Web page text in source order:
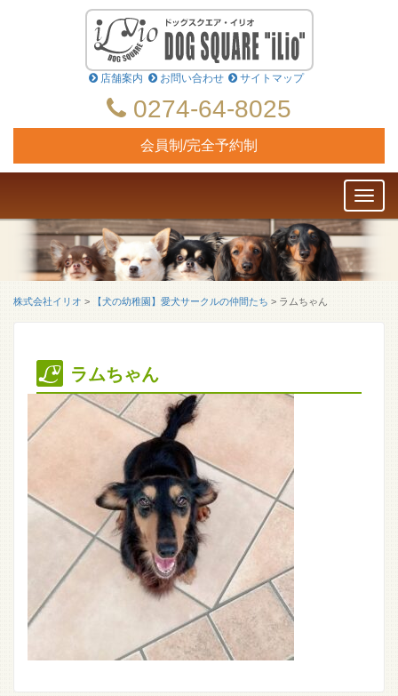
店舗案内 お問い合わせ サイトマップ
0274-64-8025
会員制/完全予約制
株式会社イリオ > 【犬の幼稚園】愛犬サークルの仲間たち > ラムちゃん
ラムちゃん